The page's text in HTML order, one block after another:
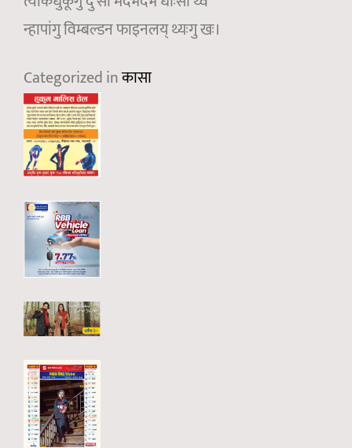
न्हापांगु विम्बल्डन फाइनलय् थ्यःगु खः।
Categorized inकासा